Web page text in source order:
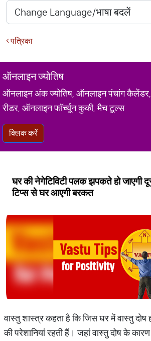
पत्रिका
ऑनलाइन ज्योतिष
ऑनलाइन अंक ज्योतिष, ऑनलाइन पंचांग कैलेंडर,
रीडर, ऑनलाइन फॉर्च्यून कुकी, मैच टूल्स
क्लिक करें
घर की नेगेटिविटी पलक झपकते हो जाएगी
टिप्स से घर आएगी बरकत
वास्तु शास्त्र कहता है कि जिस घर में वास्तु दोष
की परेशानियां रहती हैं। जहां वास्तु दोष के